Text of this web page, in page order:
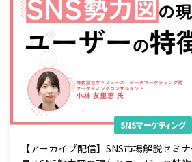
SNSマーケティング
【アーカイブ配信】SNS市場解説セミ